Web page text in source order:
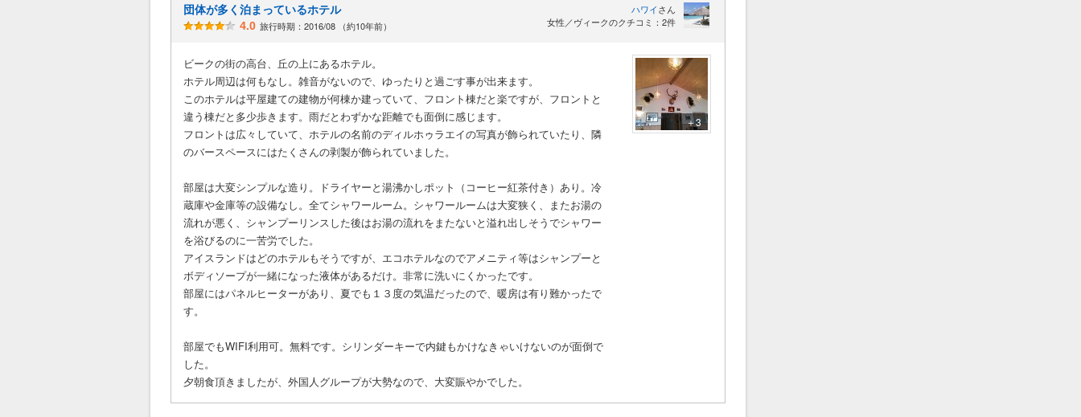
団体が多く泊まっているホテル
4.0 旅行時期：2016/08 （約10年前）
ハワイさん
女性／ヴィークのクチコミ：2件
ビークの街の高台、丘の上にあるホテル。
ホテル周辺は何もなし。雑音がないので、ゆったりと過ごす事が出来ます。
このホテルは平屋建ての建物が何棟か建っていて、フロント棟だと楽ですが、フロントと
違う棟だと多少歩きます。雨だとわずかな距離でも面倒に感じます。
フロントは広々していて、ホテルの名前のディルホゥラエイの写真が飾られていたり、隣
のバースペースにはたくさんの剥製が飾られていました。
部屋は大変シンプルな造り。ドライヤーと湯沸かしポット（コーヒー紅茶付き）あり。冷
蔵庫や金庫等の設備なし。全てシャワールーム。シャワールームは大変狭く、またお湯の
流れが悪く、シャンプーリンスした後はお湯の流れをまたないと溢れ出しそうでシャワー
を浴びるのに一苦労でした。
アイスランドはどのホテルもそうですが、エコホテルなのでアメニティ等はシャンプーと
ボディソープが一緒になった液体があるだけ。非常に洗いにくかったです。
部屋にはパネルヒーターがあり、夏でも１３度の気温だったので、暖房は有り難かったで
す。
部屋でもWIFI利用可。無料です。シリンダーキーで内鍵もかけなきゃいけないのが面倒で
した。
夕朝食頂きましたが、外国人グループが大勢なので、大変賑やかでした。
＋3